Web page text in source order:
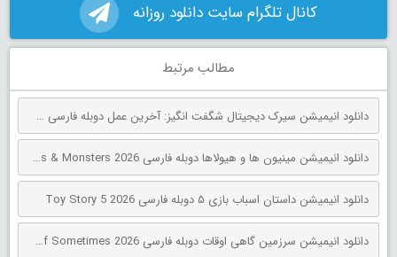
کانال تلگرام سایت دانلود روزانه
مطالب مرتبط
دانلود انیمیشن سیرک دیجیتال شگفت انگیز: آخرین عمل دوبله فارسی The Amazing Digital Circus: The Last Act 2026
دانلود انیمیشن مینیون‌ ها و هیولاها دوبله فارسی Minions & Monsters 2026
دانلود انیمیشن داستان اسباب بازی ۵ دوبله فارسی Toy Story 5 2026
دانلود انیمیشن سرزمین گاهی اوقات دوبله فارسی The Land of Sometimes 2026